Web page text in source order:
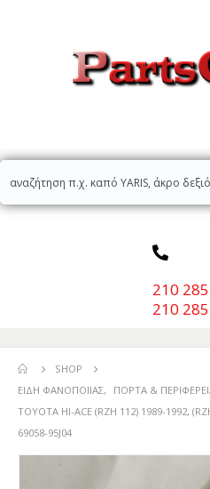
210
210
SHOP
ΕΊΔΗ ΦΑΝΟΠΟΙΊΑΣ, ΠΌΡΤΑ &
TOYOTA HI-ACE (RZH 112) 1989-1992,
69058-95J04